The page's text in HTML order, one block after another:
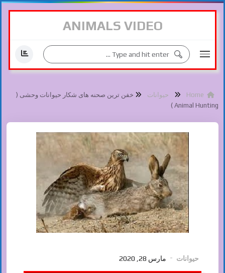
ANIMALS VIDEO
حیوانات
خفن ترین صحنه های شکار حیوانات وحشی (
Animal Hunting )
حیوانات مارس 28, 2020